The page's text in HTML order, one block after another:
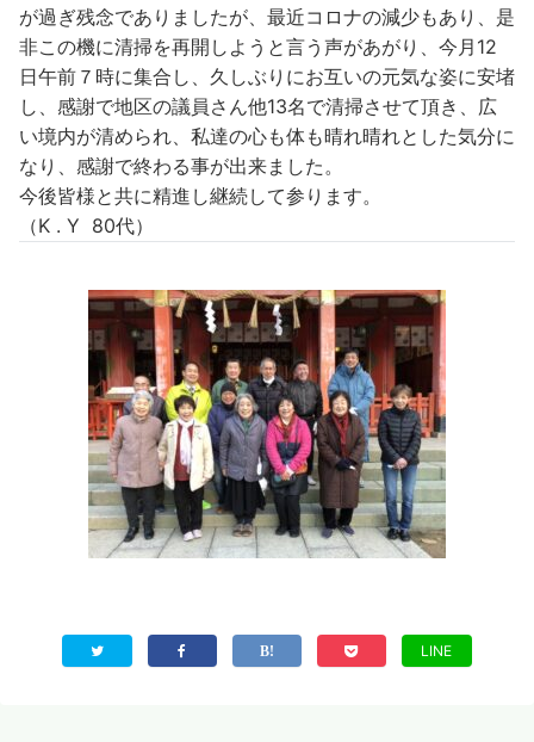
が過ぎ残念でありましたが、最近コロナの減少もあり、是
非この機に清掃を再開しようと言う声があがり、今月12
日午前７時に集合し、久しぶりにお互いの元気な姿に安堵
し、感謝で地区の議員さん他13名で清掃させて頂き、広
い境内が清められ、私達の心も体も晴れ晴れとした気分に
なり、感謝で終わる事が出来ました。
今後皆様と共に精進し継続して参ります。
（K . Y 80代）
LINE